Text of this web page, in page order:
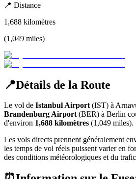
📍 Distance
1,688 kilomètres
(1,049 miles)
📍Détails de la Route
Le vol de Istanbul Airport(IST) à
Brandenburg Airport(BER) à Berlin
d'environ 1,688 kilomètres (1,049 miles).
Les vols directs prennent généralement
les temps de vol réels puissent varier en
des conditions météorologiques et du